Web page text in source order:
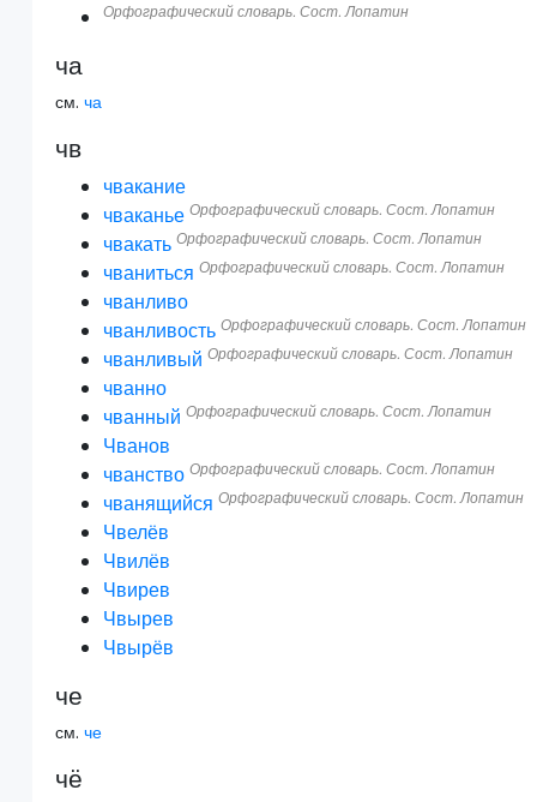
Орфографический словарь. Сост. Лопатин
ча
см.ча
чв
чвакание
чваканье Орфографический словарь. Сост. Лопатин
чвакать Орфографический словарь. Сост. Лопатин
чваниться Орфографический словарь. Сост. Лопатин
чванливо
чванливость Орфографический словарь. Сост. Лопатин
чванливый Орфографический словарь. Сост. Лопатин
чванно
чванный Орфографический словарь. Сост. Лопатин
Чванов
чванство Орфографический словарь. Сост. Лопатин
чванящийся Орфографический словарь. Сост. Лопатин
Чвелёв
Чвилёв
Чвирев
Чвырев
Чвырёв
че
см.че
чё